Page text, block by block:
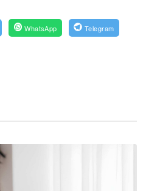
WhatsApp Telegram